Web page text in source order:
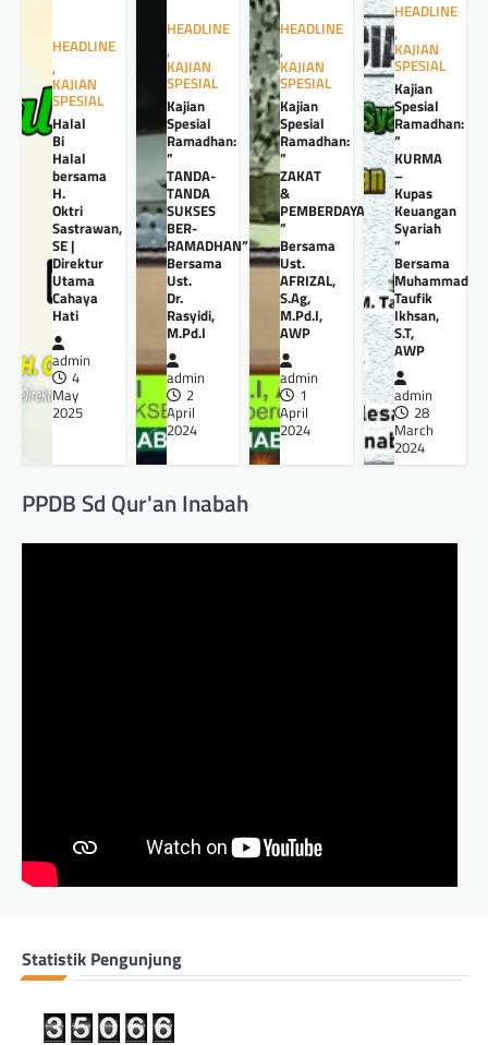
HEADLINE
,
KAJIAN
SPESIAL
Halal
Bi
Halal
bersama
H.
Oktri
Sastrawan,
SE |
Direktur
Utama
Cahaya
Hati
admin
4
May
2025
HEADLINE
,
KAJIAN
SPESIAL
Kajian
Spesial
Ramadhan:
”
TANDA-
TANDA
SUKSES
BER-
RAMADHAN”
Bersama
Ust.
Dr.
Rasyidi,
M.Pd.I
admin
2
April
2024
HEADLINE
,
KAJIAN
SPESIAL
Kajian
Spesial
Ramadhan:
”
ZAKAT
&
PEMBERDAYAANNYA
”
Bersama
Ust.
AFRIZAL,
S.Ag,
M.Pd.I,
AWP
admin
1
April
2024
HEADLINE
,
KAJIAN
SPESIAL
Kajian
Spesial
Ramadhan:
”
KURMA
–
Kupas
Keuangan
Syariah
”
Bersama
Muhammad
Taufik
Ikhsan,
S.T,
AWP
admin
28
March
2024
PPDB Sd Qur'an Inabah
Statistik Pengunjung